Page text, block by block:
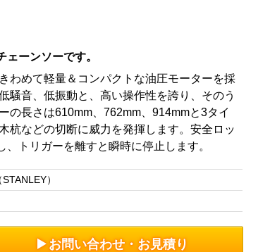
ーンソーです。
わめて軽量＆コンパクトな油圧モーターを採
騒音、低振動と、高い操作性を誇り、そのう
の長さは610mm、762mm、914mmと3タイ
杭などの切断に威力を発揮します。安全ロッ
トリガーを離すと瞬時に停止します。
）
お問い合わせ・お見積り